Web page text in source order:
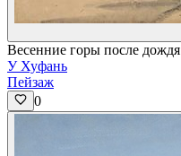
Весенние горы после дождя
У Хуфань
Пейзаж
0